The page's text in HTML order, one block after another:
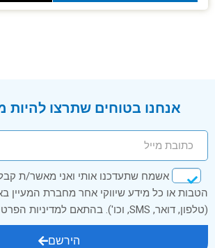
אנחנו בטוחים שתרצו להיות
אשמח שתעדכנו אותי ואני מאשר/ת
הטבות או כל מידע שיווקי אחר מחברת המעיין
(טלפון, דואר, SMS, וכו'). בהתאם למדיניות הפרטיות.
הירשם